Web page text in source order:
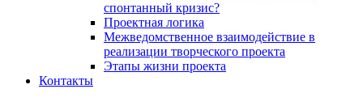
спонтанный кризис?
Проектная логика
Межведомственное взаимодействие в
реализации творческого проекта
Этапы жизни проекта
Контакты